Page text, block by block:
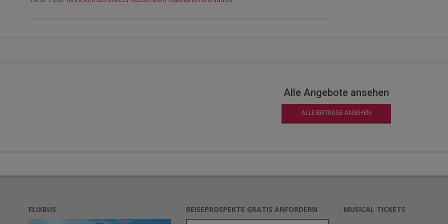
Alle Angebote ansehen
ALLE BEITRÄGE ANSEHEN
FLIXBUS REISEPROSPEKTE GRATIS ANFORDERN MUSICAL TICKETS